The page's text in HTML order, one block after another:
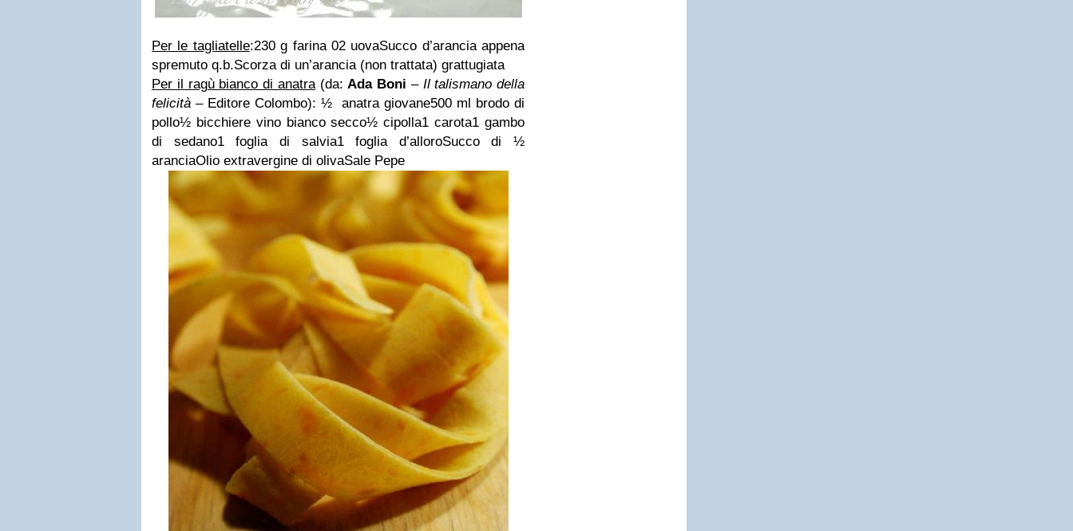
Per le tagliatelle:230 g farina 02 uovaSucco d’arancia appena
spremuto q.b.Scorza di un’arancia (non trattata) grattugiata
Per il ragù bianco di anatra(da:Ada Boni – Il talismano della
felicità – Editore Colombo): ½ anatra giovane500 ml brodo di
pollo½ bicchiere vino bianco secco½ cipolla1 carota1 gambo
di sedano1 foglia di salvia1 foglia d’alloroSucco di ½
aranciaOlio extravergine di olivaSale Pepe